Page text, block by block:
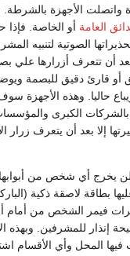
واتصلت الأجهزة
العامة أو الخاصة. فإذا
الصوتية لتنبيه
أن تتعرف أزرارها علي
أو قارئ دقيق للبصمة
حاليا. وهذه الأجهزة
بالشركات الكبرى
إلا بعد أن يتعرف زرار
يخرج أي شخص من أبوابها
بطاقة لاصقة ذكية
فيمر الشخص من أمام
إنذار للمشرفين. وبهذه
المحل وأي الأقسام